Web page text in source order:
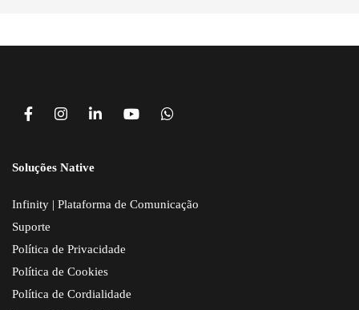
Soluções Native
Infinity | Plataforma de Comunicação
Suporte
Política de Privacidade
Política de Cookies
Política de Cordialidade